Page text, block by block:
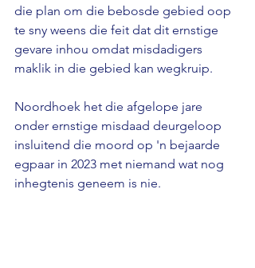
die plan om die bebosde gebied oop
te sny weens die feit dat dit ernstige
gevare inhou omdat misdadigers
maklik in die gebied kan wegkruip.
Noordhoek het die afgelope jare
onder ernstige misdaad deurgeloop
insluitend die moord op 'n bejaarde
egpaar in 2023 met niemand wat nog
inhegtenis geneem is nie.